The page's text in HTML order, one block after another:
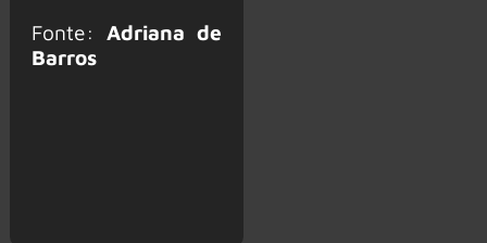
Fonte:Adriana de
Barros